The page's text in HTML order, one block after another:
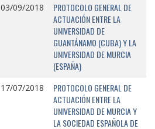
03/09/2018
PROTOCOLO GENERAL DE
ACTUACIÓN ENTRE LA
UNIVERSIDAD DE
GUANTÁNAMO (CUBA) Y LA
UNIVERSIDAD DE MURCIA
(ESPAÑA)
17/07/2018
PROTOCOLO GENERAL DE
ACTUACIÓN ENTRE LA
UNIVERSIDAD DE MURCIA Y
LA SOCIEDAD ESPAÑOLA DE